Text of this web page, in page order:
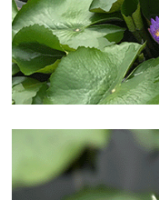
皆様のご来園をスタ
前の記事｜次の記事
2017.08.20
本日はあしか
月２０日